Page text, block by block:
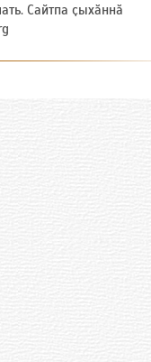
Сайтпа ҫыхӑннӑ